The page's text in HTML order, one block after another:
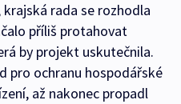
rada se rozhodla
příliš protahovat
by projekt uskutečnila.
pro ochranu hospodářské
až nakonec propadl